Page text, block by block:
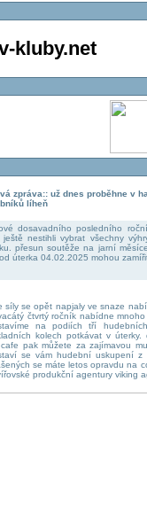
kluby.net
zpráva:: už dnes proběhne v
líheň
dosavadního posledního
ještě nestihli vybrat všechny
přesun soutěže na jarní
úterka 04.02.2025 mohou
síly se opět napjaly ve snaze
čtvrtý ročník nabídne
na podiích tří
kolech potkávat v
pak můžete za zajímavou
se vám hudební uskupení
se máte letos opravdu na
produkční agentury viking